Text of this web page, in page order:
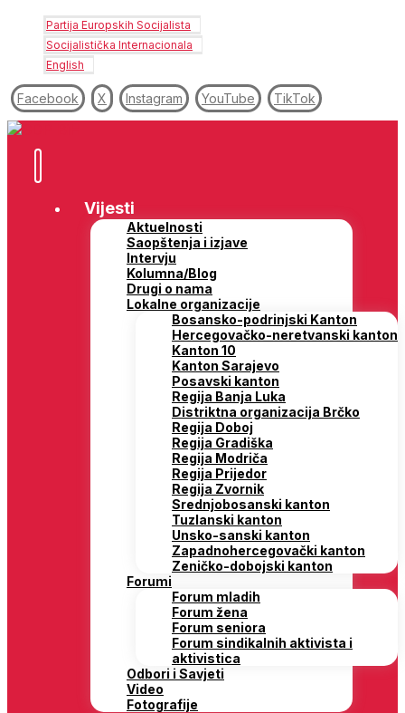
Partija Europskih Socijalista
Socijalistička Internacionala
English
Facebook X Instagram YouTube TikTok
Vijesti
Aktuelnosti
Saopštenja i izjave
Intervju
Kolumna/Blog
Drugi o nama
Lokalne organizacije
Bosansko-podrinjski Kanton
Hercegovačko-neretvanski kanton
Kanton 10
Kanton Sarajevo
Posavski kanton
Regija Banja Luka
Distriktna organizacija Brčko
Regija Doboj
Regija Gradiška
Regija Modriča
Regija Prijedor
Regija Zvornik
Srednjobosanski kanton
Tuzlanski kanton
Unsko-sanski kanton
Zapadnohercegovački kanton
Zeničko-dobojski kanton
Forumi
Forum mladih
Forum žena
Forum seniora
Forum sindikalnih aktivista i
aktivistica
Odbori i Savjeti
Video
Fotografije